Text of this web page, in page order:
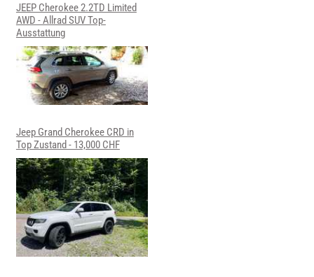
JEEP Cherokee 2.2TD Limited
AWD - Allrad SUV Top-
Ausstattung
Jeep Grand Cherokee CRD in
Top Zustand - 13,000 CHF